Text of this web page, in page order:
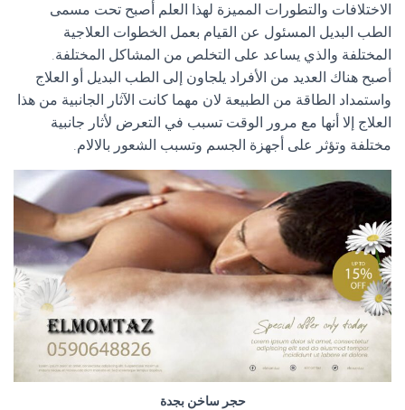
الاختلافات والتطورات المميزة لهذا العلم أصبح تحت مسمى
الطب البديل المسئول عن القيام بعمل الخطوات العلاجية
المختلفة والذي يساعد على التخلص من المشاكل المختلفة.
أصبح هناك العديد من الأفراد يلجاون إلى الطب البديل أو العلاج
واستمداد الطاقة من الطبيعة لان مهما كانت الآثار الجانبية من هذا
العلاج إلا أنها مع مرور الوقت تسبب في التعرض لأثار جانبية
مختلفة وتؤثر على أجهزة الجسم وتسبب الشعور بالالام.
حجر ساخن بجدة